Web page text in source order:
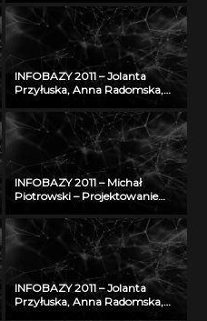
MORSKICH PUBLIKACJI –
realizacja, stan obecny i
przyszłość
INFOBAZY 2011 – Jolanta
Przyłuska, Anna Radomska,
informatyczna do
efektywnego zarządzania
wiedzą i badaniami
naukowymi w IMP w Łodzi
INFOBAZY 2011 – Michał
Piotrowski – Projektowanie
oceanograficznych danych
modelowych w warunkach
ograniczonych zasobów
INFOBAZY 2011 – Jolanta
Przyłuska, Anna Radomska,